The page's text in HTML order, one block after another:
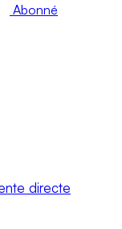
Abonné
directe